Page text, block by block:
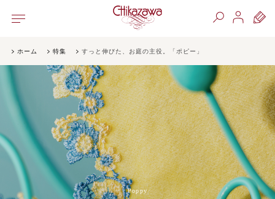
ホーム 特集 すっと伸びた、お庭の主役。「ポピー」
Poppy